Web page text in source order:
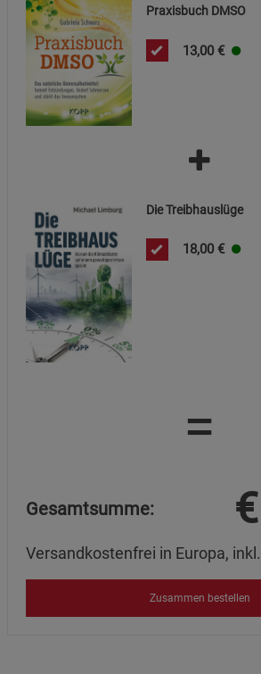
Praxisbuch DMSO
13,00 €
Die Treibhauslüge
18,00 €
=
Gesamtsumme: €
Versandkostenfrei in Europa,
Zusammen bestellen